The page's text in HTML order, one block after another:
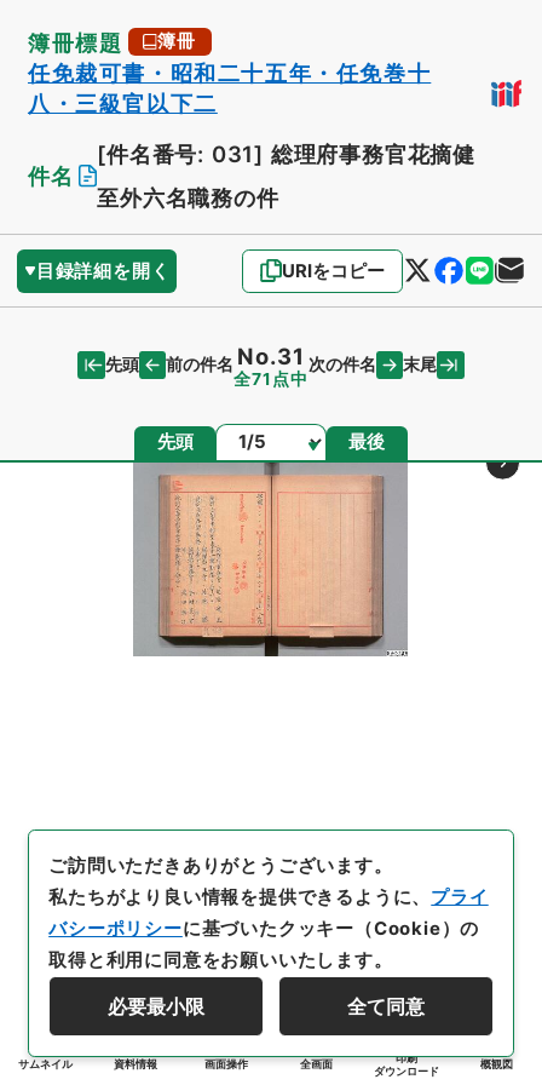
簿冊標題 簿冊
任免裁可書・昭和二十五年・任免巻十
八・三級官以下二
件名
[件名番号: 031] 総理府事務官花摘健
至外六名職務の件
目録詳細を開く URIをコピー
先頭 前の件名 No.31
全71点中
次の件名 末尾
先頭 ページ 最後
サムネイル 資料情報 画面操作 全画面
印刷
ダウンロード
概観図
ご訪問いただきありがとうございます。
私たちがより良い情報を提供できるように、 プライ
バシーポリシーに基づいたクッキー（Cookie）の
取得と利用に同意をお願いいたします。
必要最小限 全て同意